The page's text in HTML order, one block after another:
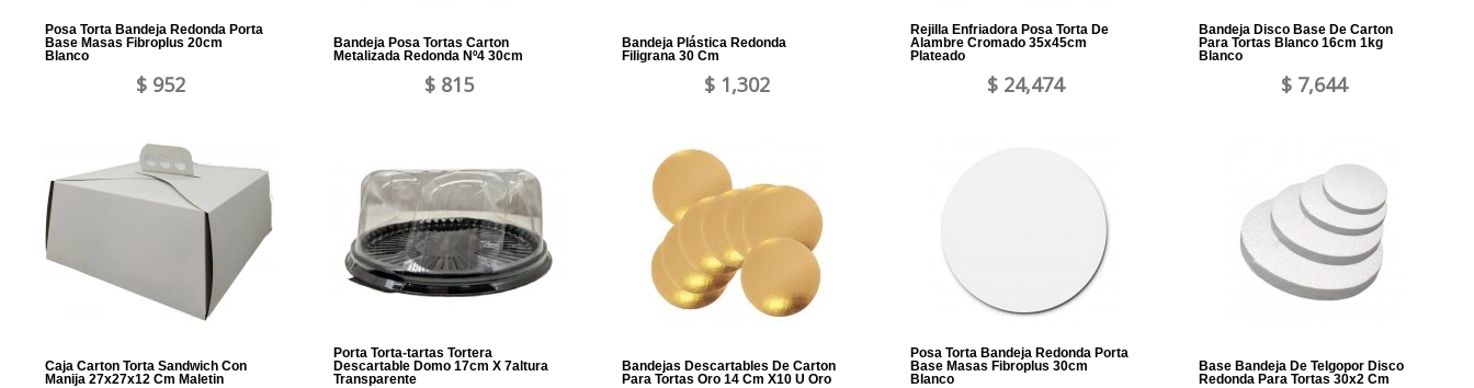
Posa Torta Bandeja Redonda Porta
Base Masas Fibroplus 20cm
Blanco
$ 952
Bandeja Posa Tortas Carton
Metalizada Redonda Nº4 30cm
$ 815
Bandeja Plástica Redonda
Filigrana 30 Cm
$ 1,302
Rejilla Enfriadora Posa Torta De
Alambre Cromado 35x45cm
Plateado
$ 24,474
Bandeja Disco Base De Carton
Para Tortas Blanco 16cm 1kg
Blanco
$ 7,644
Caja Carton Torta Sandwich Con
Manija 27x27x12 Cm Maletin
Porta Torta-tartas Tortera
Descartable Domo 17cm X 7altura
Transparente
Bandejas Descartables De Carton
Para Tortas Oro 14 Cm X10 U Oro
Posa Torta Bandeja Redonda Porta
Base Masas Fibroplus 30cm
Blanco
Base Bandeja De Telgopor Disco
Redonda Para Tortas 30x2 Cm